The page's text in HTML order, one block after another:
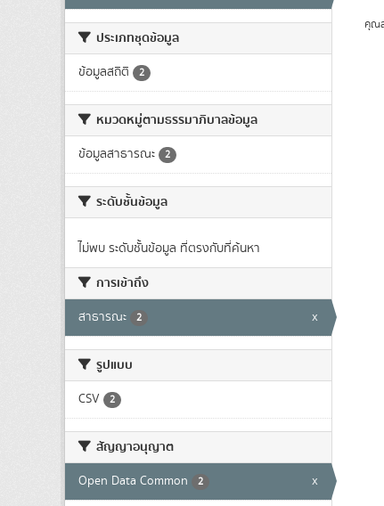
ประเภทชุดข้อมูล
ข้อมูลสถิติ 2
หมวดหมู่ตามธรรมาภิบาลข้อมูล
ข้อมูลสาธารณะ 2
ระดับชั้นข้อมูล
ไม่พบ ระดับชั้นข้อมูล ที่ตรงกับที่ค้นหา
การเข้าถึง
สาธารณะ 2 x
รูปแบบ
CSV 2
สัญญาอนุญาต
Open Data Common 2 x
คุณ